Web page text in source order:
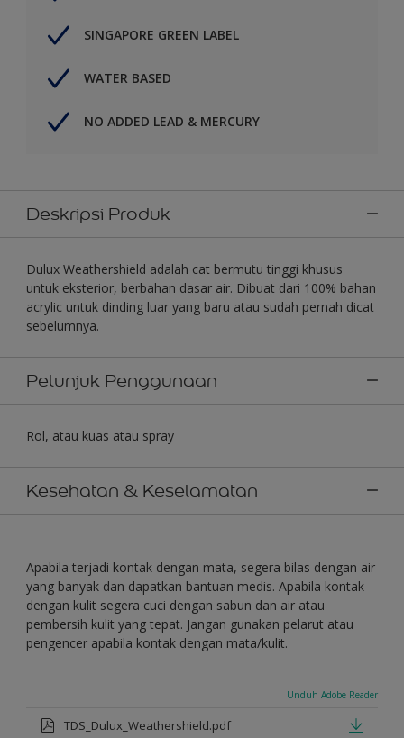
SINGAPORE GREEN LABEL
WATER BASED
NO ADDED LEAD & MERCURY
Deskripsi Produk
Dulux Weathershield adalah cat bermutu tinggi khusus
untuk eksterior, berbahan dasar air. Dibuat dari 100% bahan
acrylic untuk dinding luar yang baru atau sudah pernah dicat
sebelumnya.
Petunjuk Penggunaan
Rol, atau kuas atau spray
Kesehatan & Keselamatan
Apabila terjadi kontak dengan mata, segera bilas dengan air
yang banyak dan dapatkan bantuan medis. Apabila kontak
dengan kulit segera cuci dengan sabun dan air atau
pembersih kulit yang tepat. Jangan gunakan pelarut atau
pengencer apabila kontak dengan mata/kulit.
Unduh Adobe Reader
TDS_Dulux_Weathershield.pdf